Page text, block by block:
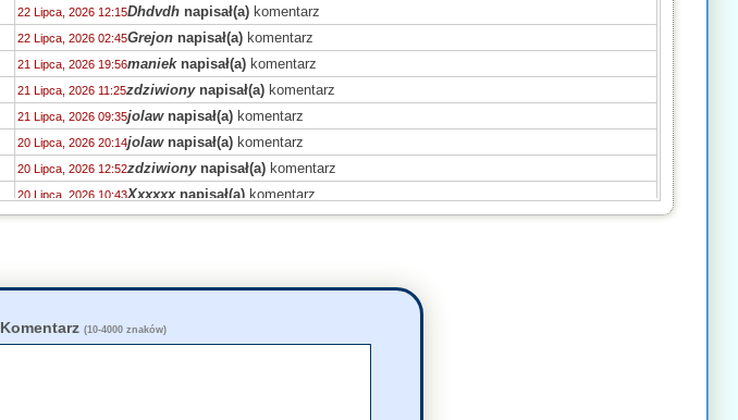
22 Lipca, 2026 12:15Dhdvdh napisał(a) komentarz
22 Lipca, 2026 02:45Grejon napisał(a) komentarz
21 Lipca, 2026 19:56manieknapisał(a) komentarz
21 Lipca, 2026 11:25zdziwionynapisał(a) komentarz
21 Lipca, 2026 09:35jolawnapisał(a) komentarz
20 Lipca, 2026 20:14jolawnapisał(a) komentarz
20 Lipca, 2026 12:52zdziwionynapisał(a) komentarz
20 Lipca, 2026 10:43Xxxxxxnapisał(a) komentarz
19 Lipca, 2026 16:25zdziwionynapisał(a)komentarz
19 Lipca, 2026 10:28grejon
Komentarz (10-4000 znaków)